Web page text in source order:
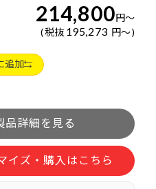
214,800円～
税抜 195,273 円～
追加
イズ・購入はこちら